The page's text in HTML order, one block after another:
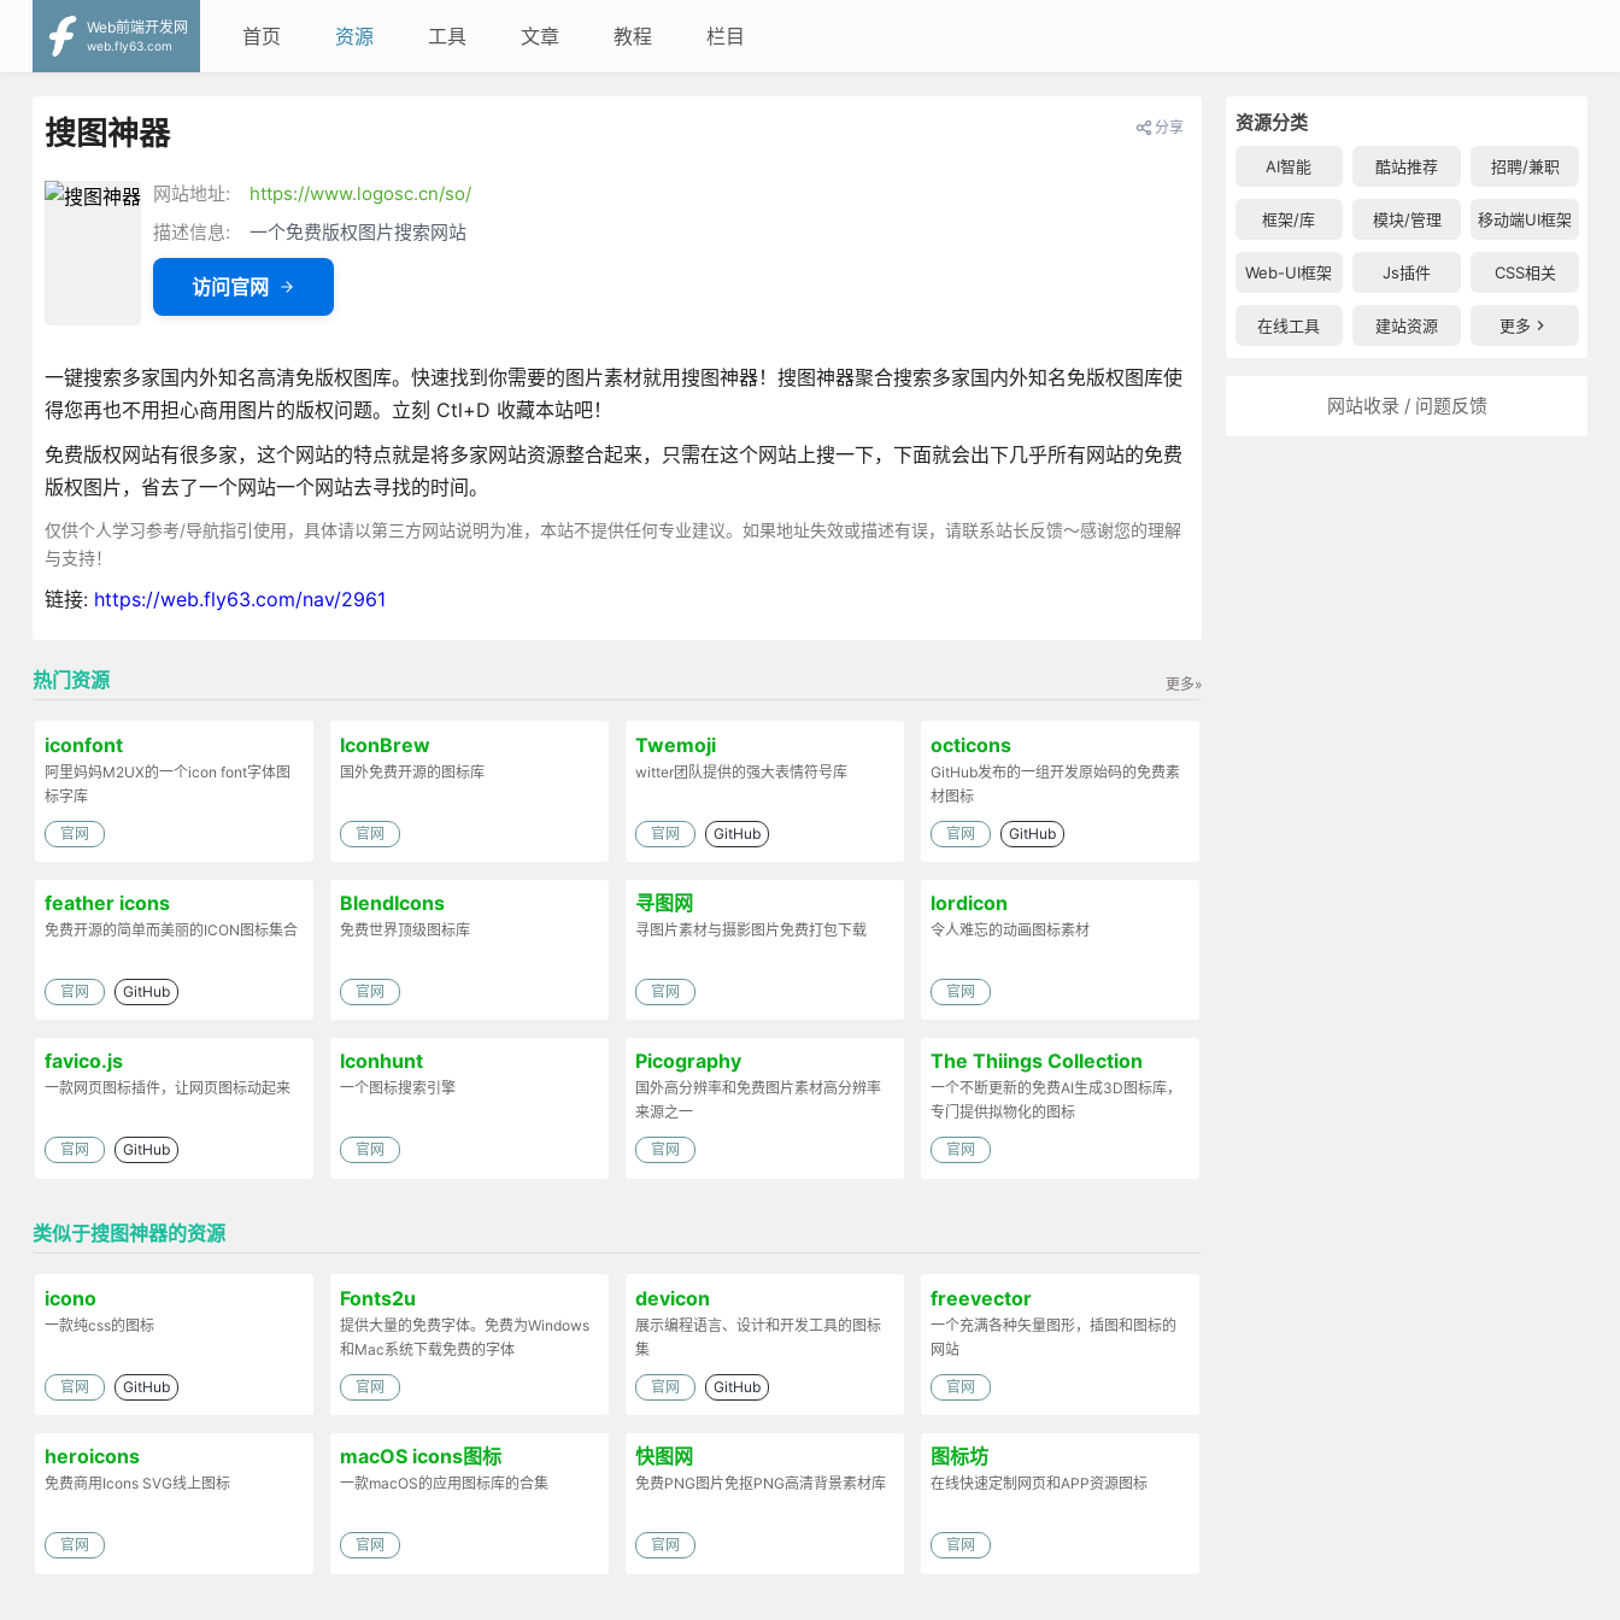
Web前端开发网
web.fly63.com
首页 资源 工具 文章 教程 栏目
资源分类
AI智能 酷站推荐 招聘/兼职
框架/库 模块/管理 移动端UI框架
Web-UI框架 Js插件 CSS相关
在线工具 建站资源 更多
网站收录 / 问题反馈
搜图神器 分享
网站地址:
https://www.logosc.cn/so/
描述信息:
一个免费版权图片搜索网站
访问官网
一键搜索多家国内外知名高清免版权图库。快速找到你需要的图片素材就用搜图神器！搜图神器聚合搜索多家国内外知名免版权图库使
得您再也不用担心商用图片的版权问题。立刻 Ctl+D 收藏本站吧！
免费版权网站有很多家，这个网站的特点就是将多家网站资源整合起来，只需在这个网站上搜一下，下面就会出下几乎所有网站的免费
版权图片，省去了一个网站一个网站去寻找的时间。
仅供个人学习参考/导航指引使用，具体请以第三方网站说明为准，本站不提供任何专业建议。如果地址失效或描述有误，请联系站长反馈～感谢您的理解
与支持！
链接: https://web.fly63.com/nav/2961
更多»
热门资源
iconfont
阿里妈妈M2UX的一个icon font字体图
标字库
官网
IconBrew
国外免费开源的图标库
官网
Twemoji
witter团队提供的强大表情符号库
官网 GitHub
octicons
GitHub发布的一组开发原始码的免费素
材图标
官网 GitHub
feather icons
免费开源的简单而美丽的ICON图标集合
官网 GitHub
BlendIcons
免费世界顶级图标库
官网
寻图网
寻图片素材与摄影图片免费打包下载
官网
lordicon
令人难忘的动画图标素材
官网
favico.js
一款网页图标插件，让网页图标动起来
官网 GitHub
Iconhunt
一个图标搜索引擎
官网
Picography
国外高分辨率和免费图片素材高分辨率
来源之一
官网
The Thiings Collection
一个不断更新的免费AI生成3D图标库，
专门提供拟物化的图标
官网
类似于搜图神器的资源
icono
一款纯css的图标
官网 GitHub
Fonts2u
提供大量的免费字体。免费为Windows
和Mac系统下载免费的字体
官网
devicon
展示编程语言、设计和开发工具的图标
集
官网 GitHub
freevector
一个充满各种矢量图形，插图和图标的
网站
官网
heroicons
免费商用Icons SVG线上图标
官网
macOS icons图标
一款macOS的应用图标库的合集
官网
快图网
免费PNG图片免抠PNG高清背景素材库
官网
图标坊
在线快速定制网页和APP资源图标
官网